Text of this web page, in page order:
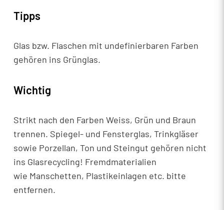
Tipps
Glas bzw. Flaschen mit undefinierbaren Farben
gehören ins Grünglas.
Wichtig
Strikt nach den Farben Weiss, Grün und Braun
trennen. Spiegel- und Fensterglas, Trinkgläser
sowie Porzellan, Ton und Steingut gehören nicht
ins Glasrecycling! Fremdmaterialien
wie Manschetten, Plastikeinlagen etc. bitte
entfernen.